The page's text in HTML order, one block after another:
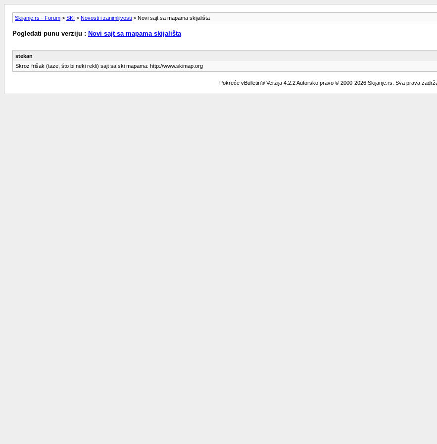
Skijanje.rs - Forum > SKI > Novosti i zanimljivosti > Novi sajt sa mapama skijališta
Pogledati punu verziju : Novi sajt sa mapama skijališta
stekan
Skroz frišak (taze, što bi neki rekli) sajt sa ski mapama: http://www.skimap.org
Pokreće vBulletin® Verzija 4.2.2 Autorsko pravo © 2000-2026 Skijanje.rs. Sva prava